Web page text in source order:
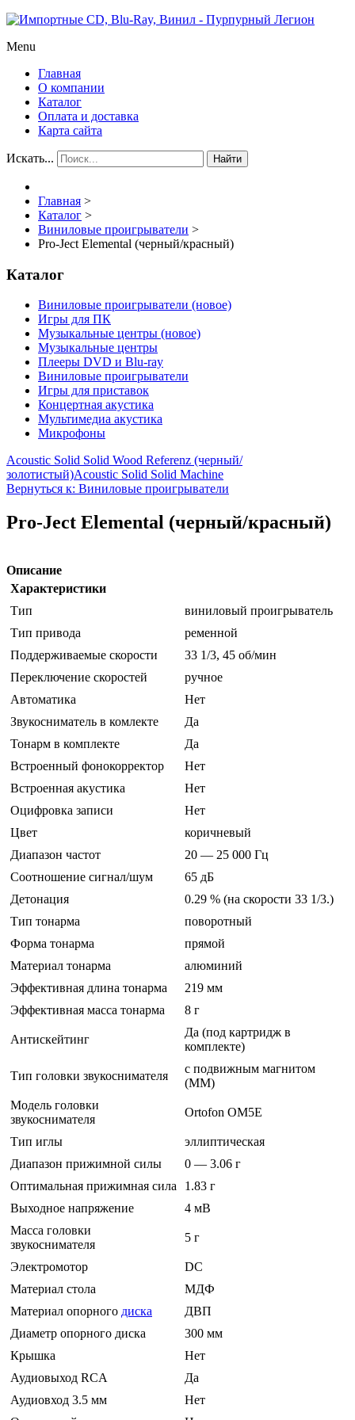
Menu
Главная
О компании
Каталог
Оплата и доставка
Карта сайта
Искать... Найти
Главная >
Каталог >
Виниловые проигрыватели >
Pro-Ject Elemental (черный/красный)
Каталог
Виниловые проигрыватели (новое)
Игры для ПК
Музыкальные центры (новое)
Музыкальные центры
Плееры DVD и Blu-ray
Виниловые проигрыватели
Игры для приставок
Концертная акустика
Мультимедиа акустика
Микрофоны
Acoustic Solid Solid Wood Referenz (черный/
золотистый)Acoustic Solid Solid Machine
Вернуться к: Виниловые проигрыватели
Pro-Ject Elemental (черный/красный)
Описание
Характеристики
Тип
виниловый проигрыватель
Тип привода
ременной
Поддерживаемые скорости
33 1/3, 45 об/мин
Переключение скоростей
ручное
Автоматика
Нет
Звукосниматель в комлекте
Да
Тонарм в комплекте
Да
Встроенный фонокорректор
Нет
Встроенная акустика
Нет
Оцифровка записи
Нет
Цвет
коричневый
Диапазон частот
20 — 25 000 Гц
Соотношение сигнал/шум
65 дБ
Детонация
0.29 % (на скорости 33 1/3.)
Тип тонарма
поворотный
Форма тонарма
прямой
Материал тонарма
алюминий
Эффективная длина тонарма
219 мм
Эффективная масса тонарма
8 г
Антискейтинг
Да (под картридж в
комплекте)
Тип головки звукоснимателя
с подвижным магнитом
(MM)
Модель головки
звукоснимателя
Ortofon OM5E
Тип иглы
эллиптическая
Диапазон прижимной силы
0 — 3.06 г
Оптимальная прижимная сила
1.83 г
Выходное напряжение
4 мВ
Масса головки
звукоснимателя
5 г
Электромотор
DC
Материал стола
МДФ
Материал опорного диска
ДВП
Диаметр опорного диска
300 мм
Крышка
Нет
Аудиовыход RCA
Да
Аудиовход 3.5 мм
Нет